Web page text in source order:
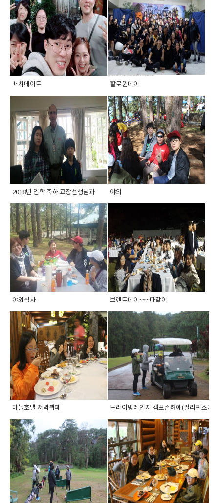
배치메이트 할로윈데이
2018년 입학 축하 교장선생님과 야외
야외식사 브렌트데이~~~다같이
마놀호텔 저녁뷔폐 드라이빙레인지 캠프존해에(필리핀조기